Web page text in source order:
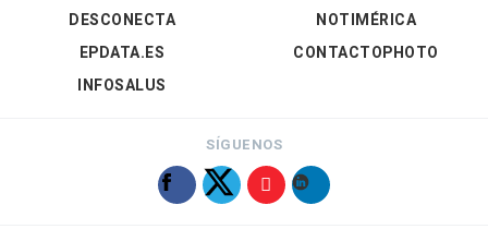
DESCONECTA
EPDATA.ES
INFOSALUS
NOTIMÉRICA
CONTACTOPHOTO
SÍGUENOS